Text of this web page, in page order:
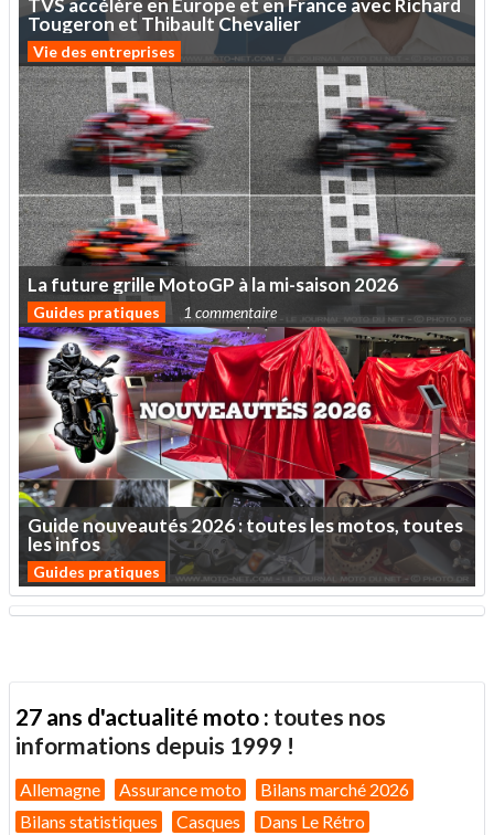
TVSaccélère enEurope et enFrance avecRichard
Tougeron et Thibault Chevalier
Vie des entreprises
Lafuturegrille MotoGP àlami-saison 2026
Guides pratiques 1 commentaire
Guidenouveautés2026:touteslesmotos,toutes
lesinfos
Guides pratiques
27 ans d'actualité moto : toutes nos
informations depuis 1999 !
Allemagne Assurance moto
Bilans marché 2026
Bilans statistiques
Casques Dans Le Rétro